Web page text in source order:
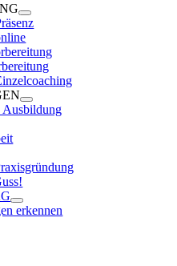
Ausbildung
erkennen